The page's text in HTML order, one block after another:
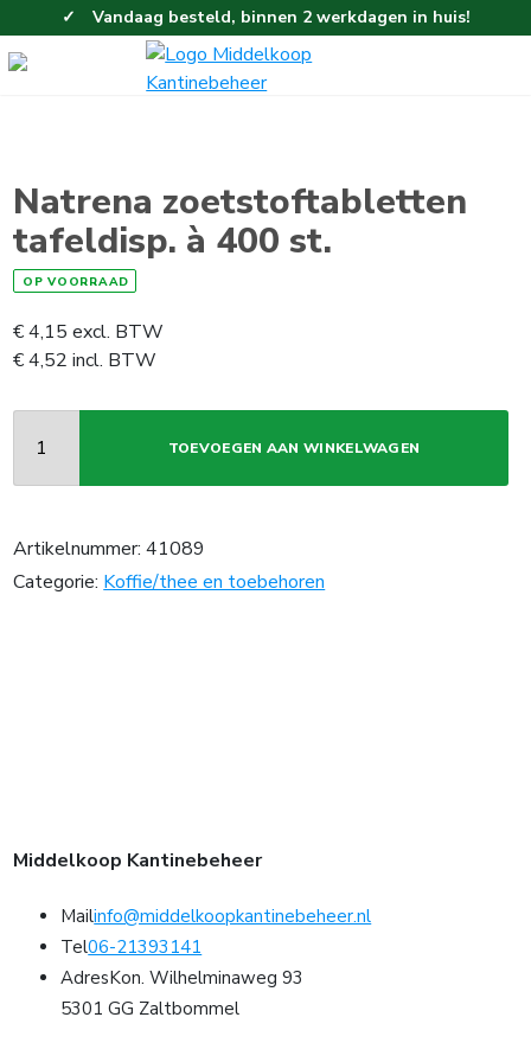
Vandaag besteld, binnen 2 werkdagen in huis!
Eenvoudig en gemakkelijk bestellen!
Gratis thuisbezorgd vanaf 100,-!
Natrena zoetstoftabletten
tafeldisp. à 400 st.
OP VOORRAAD
€4,15 excl. BTW
€4,52 incl. BTW
TOEVOEGEN AAN WINKELWAGEN
Artikelnummer:41089
Categorie: Koffie/thee en toebehoren
Middelkoop Kantinebeheer
Mailinfo@middelkoopkantinebeheer.nl
Tel06-21393141
AdresKon. Wilhelminaweg 93
5301 GG Zaltbommel